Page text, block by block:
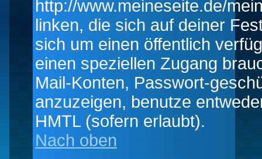
http://www.meineseite.de/
linken, die sich auf deiner
sich um einen öffentlich
einen speziellen Zugang
Mail-Konten, Passwort-
anzuzeigen, benutze
HMTL (sofern erlaubt).
Nach oben